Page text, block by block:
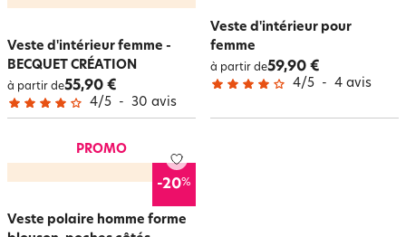
Veste d'intérieur femme -
BECQUET CRÉATION
à partir de55,90 €
4/5 - 30 avis
Veste d'intérieur pour
femme
à partir de59,90 €
4/5 - 4 avis
PROMO
-20%
Veste polaire homme forme